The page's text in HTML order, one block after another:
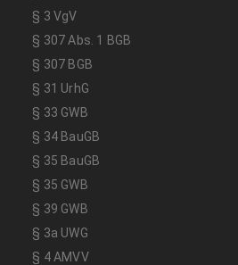
§ 3 VgV
§ 307 Abs. 1 BGB
§ 307 BGB
§ 31 UrhG
§ 33 GWB
§ 34 BauGB
§ 35 BauGB
§ 35 GWB
§ 39 GWB
§ 3a UWG
§ 4 AMVV